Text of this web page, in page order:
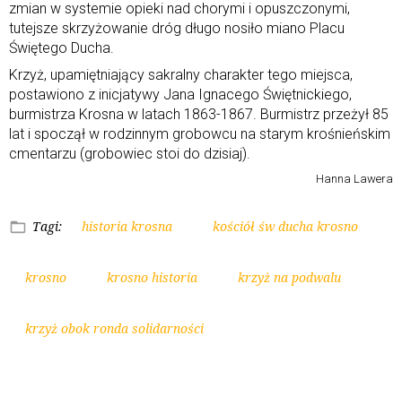
zmian w systemie opieki nad chorymi i opuszczonymi,
tutejsze skrzyżowanie dróg długo nosiło miano Placu
Świętego Ducha.
Krzyż, upamiętniający sakralny charakter tego miejsca,
postawiono z inicjatywy Jana Ignacego Świętnickiego,
burmistrza Krosna w latach 1863-1867. Burmistrz przeżył 85
lat i spoczął w rodzinnym grobowcu na starym krośnieńskim
cmentarzu (grobowiec stoi do dzisiaj).
Hanna Lawera
Tagi: historia krosna kościół św ducha krosno
krosno krosno historia krzyż na podwalu
krzyż obok ronda solidarności